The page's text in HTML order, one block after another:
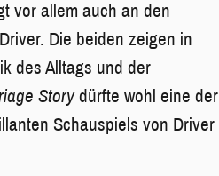
vor allem auch an den
Die beiden zeigen in
des Alltags und der
Storydürfte wohl eine der
Schauspiels von Driver